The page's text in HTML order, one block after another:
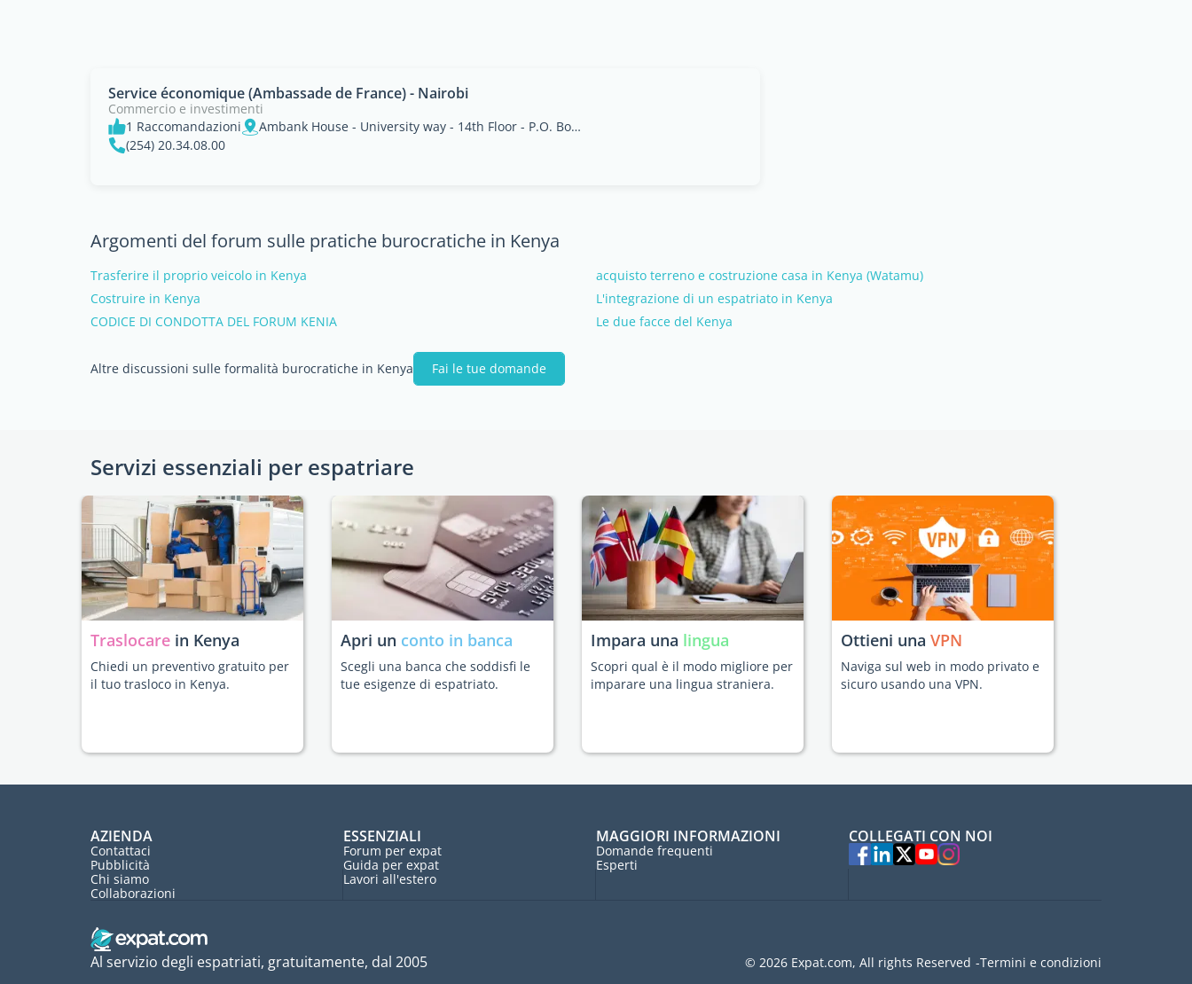
Service économique (Ambassade de France) - Nairobi
Commercio e investimenti
1 Raccomandazioni
Ambank House - University way - 14th Floor - P.O. Box 30374 - 00100
(254) 20.34.08.00
Argomenti del forum sulle pratiche burocratiche in Kenya
Trasferire il proprio veicolo in Kenya
acquisto terreno e costruzione casa in Kenya (Watamu)
Costruire in Kenya
L'integrazione di un espatriato in Kenya
CODICE DI CONDOTTA DEL FORUM KENIA
Le due facce del Kenya
Altre discussioni sulle formalità burocratiche in Kenya Fai le tue domande
Servizi essenziali per espatriare
Traslocare in Kenya
Chiedi un preventivo gratuito per
il tuo trasloco in Kenya.
Apri un conto in banca
Scegli una banca che soddisfi le
tue esigenze di espatriato.
Impara una lingua
Scopri qual è il modo migliore per
imparare una lingua straniera.
Ottieni una VPN
Naviga sul web in modo privato e
sicuro usando una VPN.
AZIENDA
Contattaci
Pubblicità
Chi siamo
Collaborazioni
ESSENZIALI
Forum per expat
Guida per expat
Lavori all'estero
MAGGIORI INFORMAZIONI
Domande frequenti
Esperti
COLLEGATI CON NOI
Al servizio degli espatriati, gratuitamente, dal 2005 © 2026 Expat.com, All rights Reserved Termini e condizioni